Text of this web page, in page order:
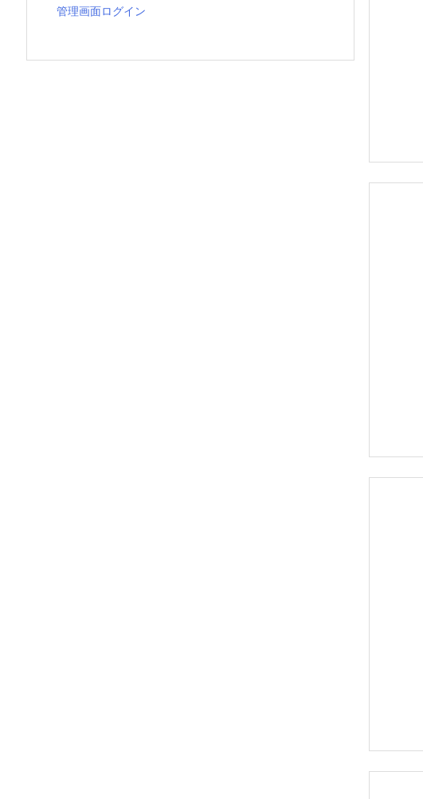
管理画面ログイン